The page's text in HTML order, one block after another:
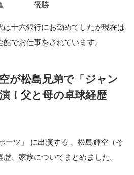
手権 優勝
は十六銀行にお勤めでしたが現在は
でお仕事をされています。
が松島兄弟で「ジャン
！父と母の卓球経歴
ーツ」 に出演する 、松島輝空（そ
、家族についてまとめました。